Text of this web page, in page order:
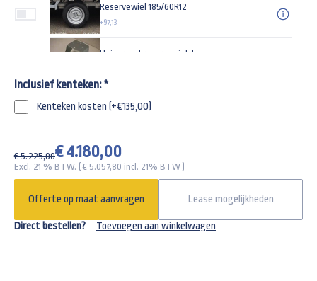
Reservewiel 185/60R12
+97,13
Universeel reservewielsteun
+385,00
Inclusief kenteken:*
Kenteken kosten (+€135,00)
€ 5.225,00€ 4.180,00
Excl. 21 % BTW. ( € 5.057,80 incl. 21% BTW )
Offerte op maat aanvragen Lease mogelijkheden
Direct bestellen? Toevoegen aan winkelwagen